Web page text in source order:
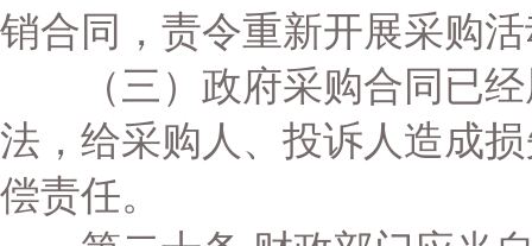
销合同，责令重新开展采购
（三）政府采购合同已经
法，给采购人、投诉人造成
偿责任。